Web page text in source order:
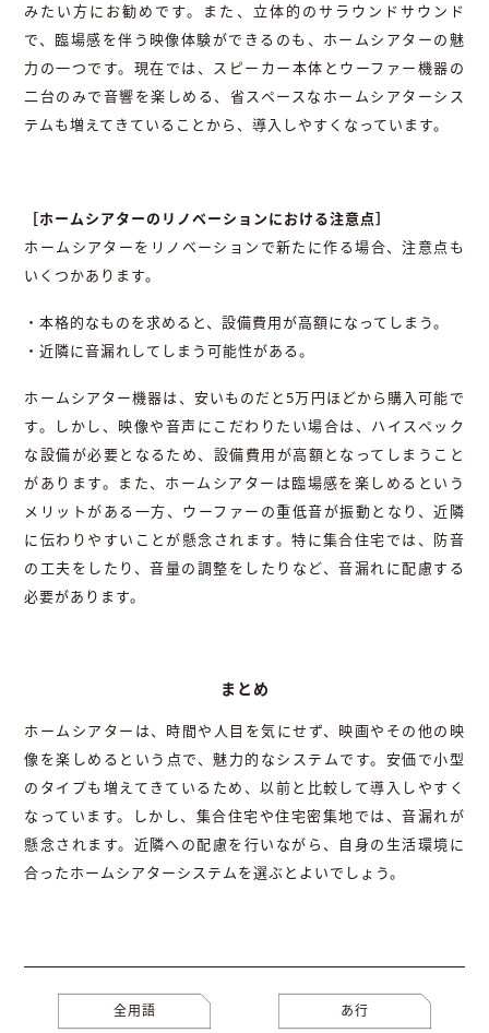
みたい方にお勧めです。また、立体的のサラウンドサウンド
で、臨場感を伴う映像体験ができるのも、ホームシアターの魅
力の一つです。現在では、スピーカー本体とウーファー機器の
二台のみで音響を楽しめる、省スペースなホームシアターシス
テムも増えてきていることから、導入しやすくなっています。
［ホームシアターのリノベーションにおける注意点］
ホームシアターをリノベーションで新たに作る場合、注意点も
いくつかあります。
・本格的なものを求めると、設備費用が高額になってしまう。
・近隣に音漏れしてしまう可能性がある。
ホームシアター機器は、安いものだと5万円ほどから購入可能で
す。しかし、映像や音声にこだわりたい場合は、ハイスペック
な設備が必要となるため、設備費用が高額となってしまうこと
があります。また、ホームシアターは臨場感を楽しめるという
メリットがある一方、ウーファーの重低音が振動となり、近隣
に伝わりやすいことが懸念されます。特に集合住宅では、防音
の工夫をしたり、音量の調整をしたりなど、音漏れに配慮する
必要があります。
まとめ
ホームシアターは、時間や人目を気にせず、映画やその他の映
像を楽しめるという点で、魅力的なシステムです。安価で小型
のタイプも増えてきているため、以前と比較して導入しやすく
なっています。しかし、集合住宅や住宅密集地では、音漏れが
懸念されます。近隣への配慮を行いながら、自身の生活環境に
合ったホームシアターシステムを選ぶとよいでしょう。
全用語 あ行